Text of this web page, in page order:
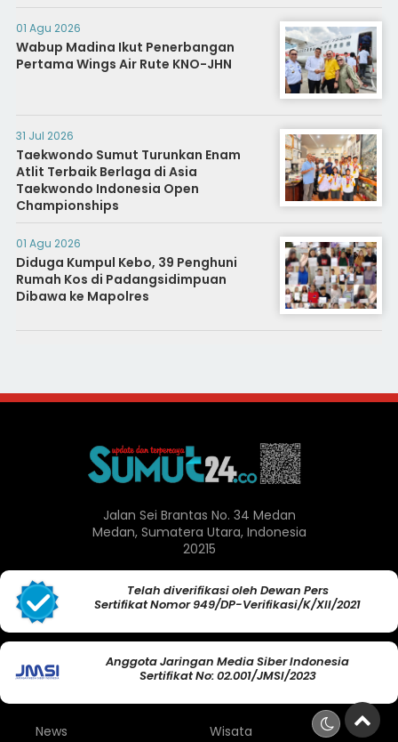
01 Agu 2026
Wabup Madina Ikut Penerbangan
Pertama Wings Air Rute KNO-JHN
31 Jul 2026
Taekwondo Sumut Turunkan Enam
Atlit Terbaik Berlaga di Asia
Taekwondo Indonesia Open
Championships
01 Agu 2026
Diduga Kumpul Kebo, 39 Penghuni
Rumah Kos di Padangsidimpuan
Dibawa ke Mapolres
Jalan Sei Brantas No. 34 Medan
Medan, Sumatera Utara, Indonesia
20215
Telah diverifikasi oleh Dewan Pers
Sertifikat Nomor 949/DP-Verifikasi/K/XII/2021
Anggota Jaringan Media Siber Indonesia
Sertifikat No: 02.001/JMSI/2023
News Wisata